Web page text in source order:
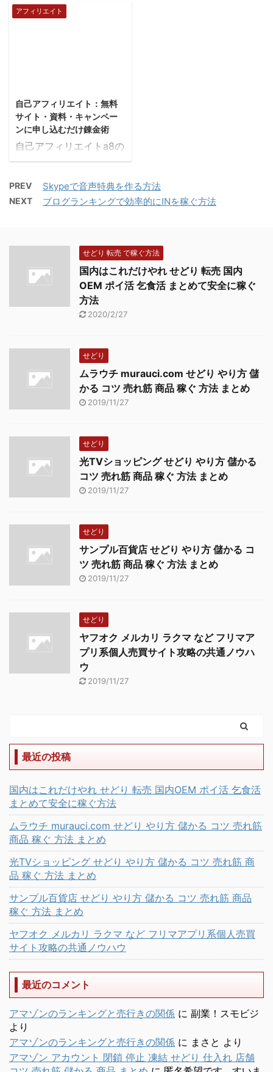
ればいけません。 ポイ
ぐ方法を「１」から全て
解説します。トレンドア
は、トレンドアフィリエ
イトかせどりをはじめに
選ぶといいでしょう。
トレンドアフィリエイト
リエイトとは、無料のブ
ログでもいいので、最新
で、一気に読者を集め
て、広告 ...
ば、スマホにも自動的に
アップされます。 そし
入りのまとめサイトを見
ると、ボ ...
アフィリエイト
自己アフィリエイト：無料
サイト・資料・キャンペー
ンに申し込むだけ錬金術
自己アフィリエイトa8の
セルフバックの活用 ま
アフィリエイトの中で
も、最も簡単な方法でい
ックの活用です。 自己
アフィリエイトで稼ご
う！A8.netセルフバック
を動画解説！ ① Gmail
アドレスの取得 ⇒ 詳
しくはグーグルのサービ
に登録 ③ セルフバック
を申し込む ④ 報酬獲得
1件の報酬を得るのに5
～10分で獲得できます。
友人は1ヶ月で59万円稼
に ...
PREV Skypeで音声特典を作る方法
NEXT ブログランキングで効率的にINを稼ぐ方法
せどり 転売 で稼ぐ方法
国内はこれだけやれ せどり 転売 国内
OEM ポイ活 乞食活 まとめて安全に稼ぐ
方法
2020/2/27
せどり
ムラウチ murauci.com せどり やり方 儲
かる コツ 売れ筋 商品 稼ぐ 方法 まとめ
2019/11/27
せどり
光TVショッピング せどり やり方 儲かる
コツ 売れ筋 商品 稼ぐ 方法 まとめ
2019/11/27
せどり
サンプル百貨店 せどり やり方 儲かる コ
ツ 売れ筋 商品 稼ぐ 方法 まとめ
2019/11/27
せどり
ヤフオク メルカリ ラクマ など フリマア
プリ系個人売買サイト攻略の共通ノウハ
ウ
2019/11/27
最近の投稿
国内はこれだけやれ せどり 転売 国内OEM ポイ活 乞食活
まとめて安全に稼ぐ方法
ムラウチ murauci.com せどり やり方 儲かる コツ 売れ筋
商品 稼ぐ 方法 まとめ
光TVショッピング せどり やり方 儲かる コツ 売れ筋 商
品 稼ぐ 方法 まとめ
サンプル百貨店 せどり やり方 儲かる コツ 売れ筋 商品
稼ぐ 方法 まとめ
ヤフオク メルカリ ラクマ など フリマアプリ系個人売買
サイト攻略の共通ノウハウ
最近のコメント
アマゾンのランキングと売行きの関係 に 副業！スモビジ
より
アマゾンのランキングと売行きの関係 に まさと より
アマゾン アカウント 閉鎖 停止 凍結 せどり 仕入れ 店舗